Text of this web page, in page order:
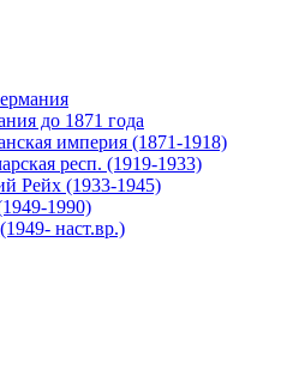
до 1871 года
империя (1871-1918)
респ. (1919-1933)
Рейх (1933-1945)
1990)
наст.вр.)